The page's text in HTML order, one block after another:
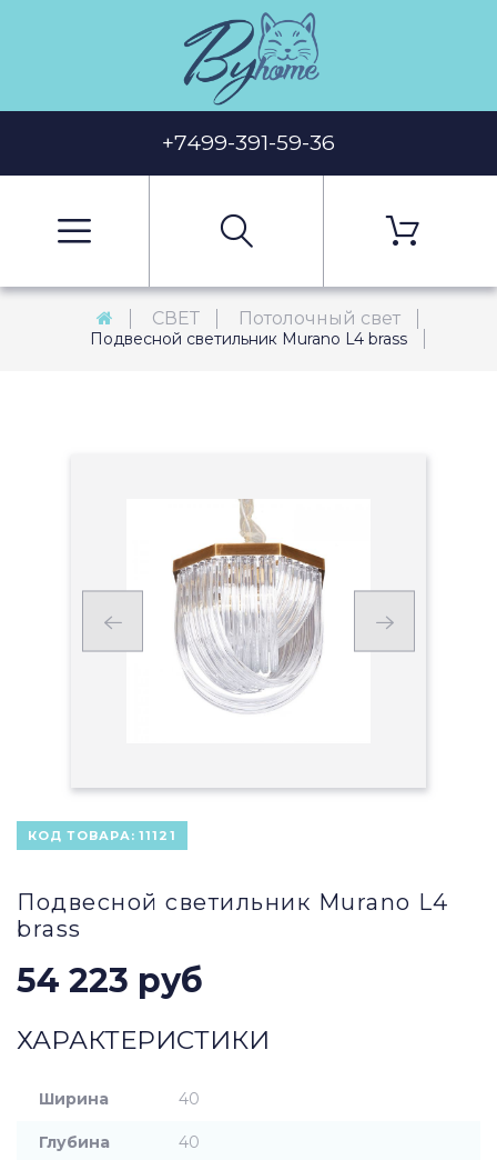
+7499-391-59-36
СВЕТ Потолочный свет
Подвесной светильник Murano L4 brass
КОД ТОВАРА: 11121
Подвесной светильник Murano L4
brass
54 223 руб
ХАРАКТЕРИСТИКИ
Ширина 40
Глубина 40